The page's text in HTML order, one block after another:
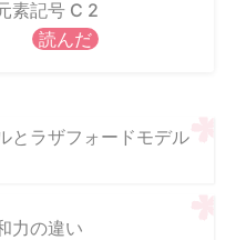
素記号 C 2
読んだ
とラザフォードモデル
力の違い